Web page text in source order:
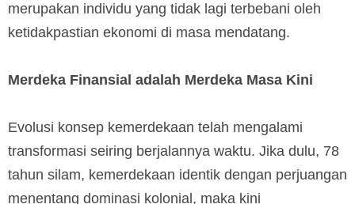
merupakan individu yang tidak lagi terbebani oleh
ketidakpastian ekonomi di masa mendatang.
Merdeka Finansial adalah Merdeka Masa Kini
Evolusi konsep kemerdekaan telah mengalami
transformasi seiring berjalannya waktu. Jika dulu, 78
tahun silam, kemerdekaan identik dengan perjuangan
menentang dominasi kolonial, maka kini